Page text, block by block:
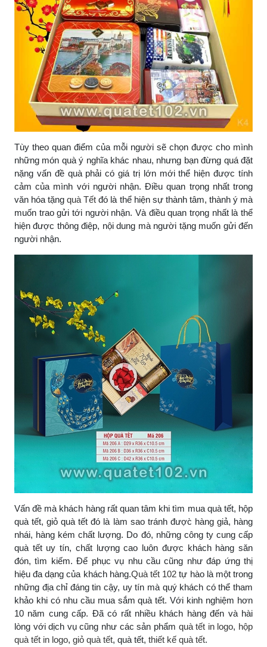
Tùy theo quan điểm của mỗi người sẽ chọn được cho mình
những món quà ý nghĩa khác nhau, nhưng bạn đừng quá đặt
nặng vấn đề quà phải có giá trị lớn mới thể hiện được tính
cảm của mình với người nhận. Điều quan trọng nhất trong
văn hóa tặngquà Tết đó là thể hiện sự thành tâm, thành ý mà
muốn trao gửi tới người nhận. Và điều quan trọng nhất là thể
hiện được thông điệp, nội dung mà người tặng muốn gửi đến
người nhận.
Vấn đề mà khách hàng rất quan tâm khi tìm mua quà tết, hộp
quà tết, giỏ quà tết đó là làm sao tránh được̀ hàng giả, hàng
nhái, hàng kém chất lượng. Do đó, những công ty cung cấp
quà tết uy tín, chất lượng cao luôn được khách hàng săn
đón, tìm kiếm. Để phục vụ nhu cầu cũng như đáp ứng thị
hiệu đa dạng của khách hàng.Quà tết 102 tự hào là một trong
những địa chỉ đáng tin cậy, uy tín mà quý khách có thể tham
khảo khi có nhu cầu mua sắm quà tết. Với kinh nghiệm hơn
10 năm cung cấp. Đã có rất nhiều khách hàng đến và hài
lòng với dịch vụ cũng như các sản phẩm quà tết in logo, hộp
quà tết in logo, giỏ quà tết, quà tết, thiết kế quà tết.